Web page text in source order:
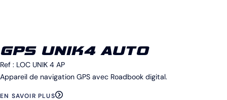
GPS UNIK4 AUTO
Ref : LOC UNIK 4 AP
Appareil de navigation GPS avec Roadbook digital.
EN SAVOIR PLUS